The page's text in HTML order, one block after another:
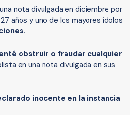
nota divulgada en diciembre por
años y uno de los mayores ídolos
obstruir o fraudar cualquier
en una nota divulgada en sus
inocente en la instancia